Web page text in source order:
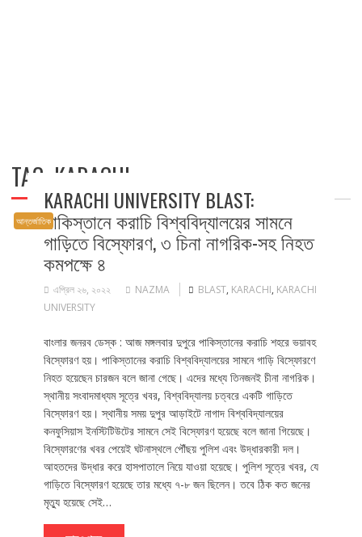
TAG: KARACHI
আন্তর্জাতিক
KARACHI UNIVERSITY BLAST:
পাকিস্তানে করাচি বিশ্ববিদ্যালয়ের সামনে
গাড়িতে বিস্ফোরণ, ৩ চিনা নাগরিক-সহ নিহত
কমপক্ষে ৪
এপ্রিল ২৬, ২০২২ NAZMA BLAST, KARACHI, KARACHI
UNIVERSITY
বাংলার জনরব ডেস্ক : আজ মঙ্গলবার দুপুরে পাকিস্তানের করাচি শহরে ভয়াবহ
বিস্ফোরণ হয়। পাকিস্তানের করাচি বিশ্ববিদ্যালয়ের সামনে গাড়ি বিস্ফোরণে
নিহত হয়েছেন চারজন বলে জানা গেছে। এদের মধ্যে তিনজনই চীনা নাগরিক।
স্থানীয় সংবাদমাধ্যম সূত্রে খবর, বিশ্ববিদ্যালয় চত্বরে একটি গাড়িতে
বিস্ফোরণ হয়। স্থানীয় সময় দুপুর আড়াইটে নাগাদ বিশ্ববিদ্যালয়ের
কনফুসিয়াস ইনস্টিটিউটের সামনে সেই বিস্ফোরণ হয়েছে বলে জানা গিয়েছে।
বিস্ফোরণের খবর পেয়েই ঘটনাস্থলে পৌঁছয় পুলিশ এবং উদ্ধারকারী দল।
আহতদের উদ্ধার করে হাসপাতালে নিয়ে যাওয়া হয়েছে। পুলিশ সূত্রে খবর, যে
গাড়িতে বিস্ফোরণ হয়েছে তার মধ্যে ৭-৮ জন ছিলেন। তবে ঠিক কত জনের
মৃত্যু হয়েছে সেই…